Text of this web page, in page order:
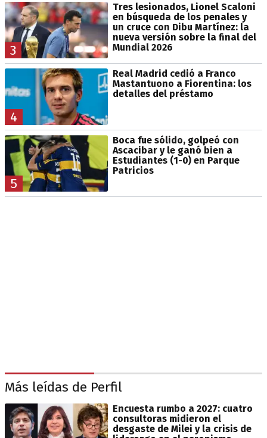
3
Tres lesionados, Lionel Scaloni
en búsqueda de los penales y
un cruce con Dibu Martínez: la
nueva versión sobre la final del
Mundial 2026
4
Real Madrid cedió a Franco
Mastantuono a Fiorentina: los
detalles del préstamo
5
Boca fue sólido, golpeó con
Ascacibar y le ganó bien a
Estudiantes (1-0) en Parque
Patricios
Más leídas de Perfil
Encuesta rumbo a 2027: cuatro
consultoras midieron el
desgaste de Milei y la crisis de